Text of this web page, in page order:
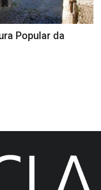
Popular da